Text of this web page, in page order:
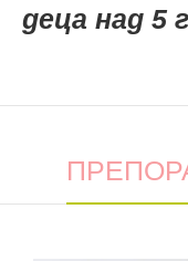
деца над 5